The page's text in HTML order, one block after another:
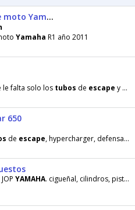
Tubos De Escape moto Yamaha R1 año 2011
Yamaha R1 año 2011
le falta solo los tubos de escape y el tamque tiene todo nuevo informacion
650
de escape, hypercharger, defensas, espaldar, plataformas delantera y trasera
YAMAHA. cigueñal, cilindros, pistones, cauchos 50 %, anillos,